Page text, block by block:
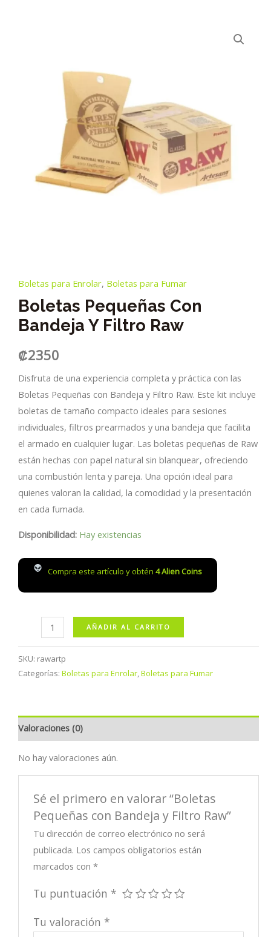
Boletas para Enrolar, Boletas para Fumar
Boletas Pequeñas Con
Bandeja Y Filtro Raw
₡2350
Disfruta de una experiencia completa y práctica con las
Boletas Pequeñas con Bandeja y Filtro Raw. Este kit incluye
boletas de tamaño compacto ideales para sesiones
individuales, filtros prearmados y una bandeja que facilita
el armado en cualquier lugar. Las boletas pequeñas de Raw
están hechas con papel natural sin blanquear, ofreciendo
una combustión lenta y pareja. Una opción ideal para
quienes valoran la calidad, la comodidad y la presentación
en cada fumada.
Disponibilidad: Hay existencias
Compra este artículo y obtén 4Alien Coins
Pequeñas
con
Bandeja
Raw
cantidad
AÑADIR AL CARRITO
SKU: rawartp
Categorías: Boletas para Enrolar,Boletas para Fumar
Valoraciones (0)
No hay valoraciones aún.
Sé el primero en valorar “Boletas
Pequeñas con Bandeja y Filtro Raw”
Tu dirección de correo electrónico no será
publicada. Los campos obligatorios están
marcados con*
Tu puntuación *
Tu valoración *